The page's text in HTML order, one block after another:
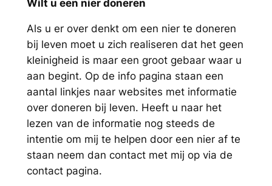
Wilt u een nier doneren
Als u er over denkt om een nier te doneren
bij leven moet u zich realiseren dat het geen
kleinigheid is maar een groot gebaar waar u
aan begint. Op de info pagina staan een
aantal linkjes naar websites met informatie
over doneren bij leven. Heeft u naar het
lezen van de informatie nog steeds de
intentie om mij te helpen door een nier af te
staan neem dan contact met mij op via de
contact pagina.